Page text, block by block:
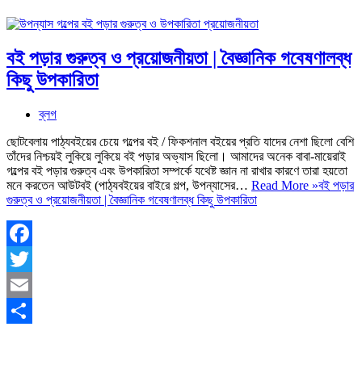
বই পড়ার গুরুত্ব ও প্রয়োজনীয়তা | বৈজ্ঞানিক গবেষণালব্ধ
কিছু উপকারিতা
ব্লগ
ছোটবেলায় পাঠ্যবইয়ের চেয়ে গল্পের বই / ফিকশনাল বইয়ের প্রতি যাদের নেশা ছিলো বেশি
তাঁদের নিশ্চয়ই লুকিয়ে লুকিয়ে বই পড়ার অভ্যাস ছিলো। আমাদের অনেক বাবা-মায়েরাই
গল্পের বই পড়ার গুরুত্ব এবং উপকারিতা সম্পর্কে যথেষ্ট জ্ঞান না রাখার কারণে তারা হয়তো
মনে করতেন আউটবই (পাঠ্যবইয়ের বাইরে গল্প, উপন্যাসের… Read More »বই পড়ার
গুরুত্ব ও প্রয়োজনীয়তা | বৈজ্ঞানিক গবেষণালব্ধ কিছু উপকারিতা
Facebook
Twitter
Email